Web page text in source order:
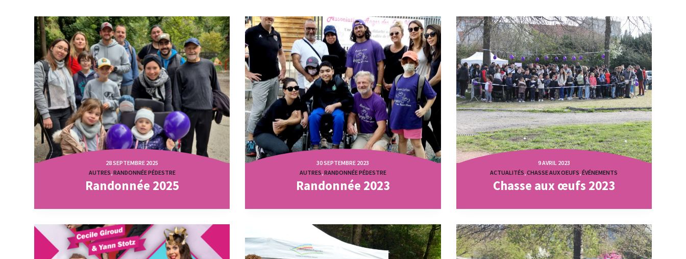
28 SEPTEMBRE 2025
AUTRES,RANDONNÉE PÉDESTRE
Randonnée 2025
30 SEPTEMBRE 2023
AUTRES,RANDONNÉE PÉDESTRE
Randonnée 2023
9 AVRIL 2023
ACTUALITÉS,CHASSE AUX OEUFS,ÉVÉNEMENTS
Chasse aux œufs 2023